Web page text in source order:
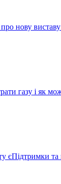
нову
газу і як
єПідтримки та